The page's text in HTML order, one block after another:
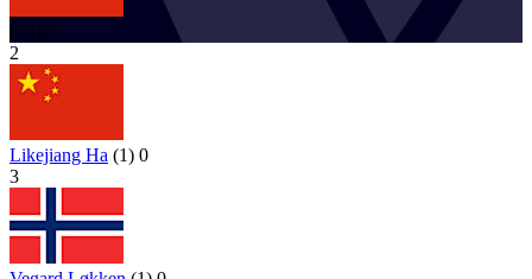
CHN
2
Likejiang Ha (1) 0
3